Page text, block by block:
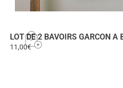
LOT DE 2 BAVOIRS GARCON A
11,00€